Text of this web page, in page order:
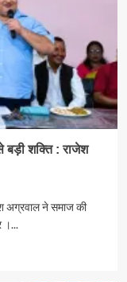
शक्ति : राजेश
अग्रवाल ने समाज की
।...